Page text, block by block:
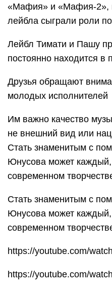
«Мафия» и «Мафия-2»,
лейбла сыграли роли
Лейбл Тимати и Пашу
постоянно находится в
Друзья обращают
молодых исполнителей
Им важно качество
не внешний вид или
Стать знаменитым с
Юнусова может каждый,
современном
Стать знаменитым с
Юнусова может каждый,
современном
https://youtube.com/
https://youtube.com/